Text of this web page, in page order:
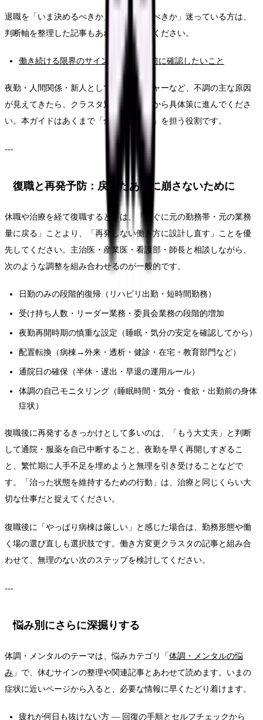
退職を「いま決めるべきか」「先に休むべきか」迷っている方は、
判断軸を整理した記事もあわせて読んでください。
働き続ける限界のサインと、辞める前に確認したいこと
夜勤・人間関係・新人としてのプレッシャーなど、不調の主な原因
が見えてきたら、クラスタ別の悩み記事から具体策に進んでくださ
い。本ガイドはあくまで「全体像と入口」を担う役割です。
---
復職と再発予防：戻ったあとに崩さないために
休職や治療を経て復職するときは、「すぐに元の勤務帯・元の業務
量に戻る」ことより、「再発しない働き方に設計し直す」ことを優
先してください。主治医・産業医・看護部・師長と相談しながら、
次のような調整を組み合わせるのが一般的です。
日勤のみの段階的復帰（リハビリ出勤・短時間勤務）
受け持ち人数・リーダー業務・委員会業務の段階的増加
夜勤再開時期の慎重な設定（睡眠・気分の安定を確認してから）
配置転換（病棟→外来・透析・健診・在宅・教育部門など）
通院日の確保（半休・遅出・早退の運用ルール）
体調の自己モニタリング（睡眠時間・気分・食欲・出勤前の身体
症状）
復職後に再発するきっかけとして多いのは、「もう大丈夫」と判断
して通院・服薬を自己中断すること、夜勤を早く再開しすぎるこ
と、繁忙期に人手不足を埋めようと無理を引き受けることなどで
す。「治った状態を維持するための行動」は、治療と同じくらい大
切な仕事だと捉えてください。
復職後に「やっぱり病棟は厳しい」と感じた場合は、勤務形態や働
く場の選び直しも選択肢です。働き方変更クラスタの記事と組み合
わせて、無理のない次のステップを検討してください。
---
悩み別にさらに深掘りする
体調・メンタルのテーマは、悩みカテゴリ「体調・メンタルの悩
み 」で、休むサインの整理や関連記事とあわせて読めます。いまの
症状に近いページから入ると、必要な情報に早くたどり着けます。
疲れが何日も抜けない方 — 回復の手順とセルフチェックから